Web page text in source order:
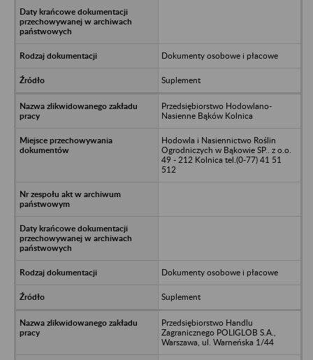
Dokumenty osobowe i płacowe
Suplement
Przedsiębiorstwo Hodowlano-
Nasienne Bąków Kolnica
Hodowla i Nasiennictwo Roślin
Ogrodniczych w Bąkowie SP.. z o.o.
49 - 212 Kolnica tel.(0-77) 41 51
512
Dokumenty osobowe i płacowe
Suplement
Przedsiębiorstwo Handlu
Zagranicznego POLIGLOB S.A.,
Warszawa, ul. Warneńska 1/44